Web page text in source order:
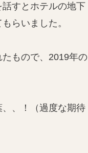
すとホテルの地下
らいました。
もので、2019年の
、！（過度な期待